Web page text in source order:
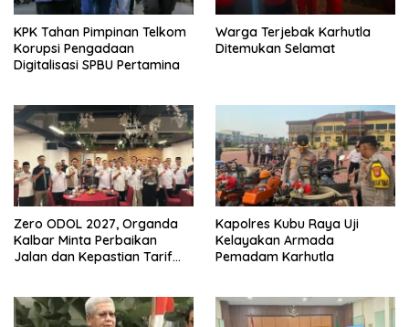
KPK Tahan Pimpinan Telkom
Korupsi Pengadaan
Digitalisasi SPBU Pertamina
Warga Terjebak Karhutla
Ditemukan Selamat
Zero ODOL 2027, Organda
Kalbar Minta Perbaikan
Jalan dan Kepastian Tarif
Kapolres Kubu Raya Uji
Kelayakan Armada
Pemadam Karhutla